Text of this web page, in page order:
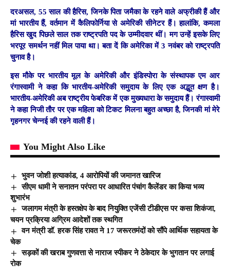
दरअसल, 55 साल की हैरिस, जिनके पिता जमैका के रहने वाले अफ्रीकी हैं और
मां भारतीय हैं, वर्तमान में कैलिफोर्निया से अमेरिकी सीनेटर हैं। हालांकि, कमला
हैरिस खुद पिछले साल तक राष्ट्रपति पद के उम्मीदवार थीं। मग उन्हें इसके लिए
भरपूर समर्थन नहीं मिल पाया था। बता दें कि अमेरिका में 3 नवंबर को राष्ट्रपति
चुनाव है।
इस मौके पर भारतीय मूल के अमेरिकी और इंडिस्पोरा के संस्थापक एम आर
रंगास्वामी ने कहा कि भारतीय-अमेरिकी समुदाय के लिए एक अद्भूत क्षण है।
भारतीय-अमेरिकी अब राष्ट्रीय फेबरिक में एक मुख्यधारा के समुदाय हैं। रंगास्वामी
ने कहा निजी तौर पर एक महिला को टिकट मिलना बहुत अच्छा है, जिनकी मां मेरे
गृहनगर चेन्नई की रहने वाली हैं।
You Might Also Like
भुवन जोशी हत्याकांड, 4 आरोपियों की जमानत खारिज
सीएम धामी ने सनातन परंपरा पर आधारित पंचांग कैलेंडर का किया भव्य
शुभारंभ
जलागम मंत्री के हस्तक्षेप के बाद नियुक्ति एजेंसी टीडीएस पर कसा शिकंजा,
चयन प्रक्रिया अग्रिम आदेशों तक स्थगित
वन मंत्री डॉ. हरक सिंह रावत ने 17 जरूरतमंदों को सौंपे आर्थिक सहायता के
चेक
सड़कों की खराब गुणवत्ता से नाराज स्पीकर ने ठेकेदार के भुगतान पर लगाई
रोक